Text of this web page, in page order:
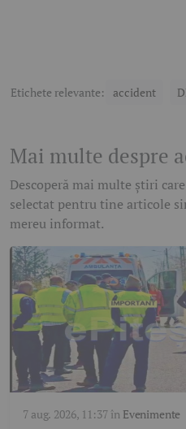
Etichete relevante: accident
Mai multe despre
Descoperă mai multe știri
selectat pentru tine articole
mereu informat.
7 aug. 2026, 11:37în Evenimente